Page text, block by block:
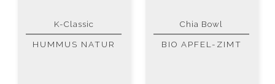
K-Classic
HUMMUS NATUR
Chia Bowl
BIO APFEL-ZIMT